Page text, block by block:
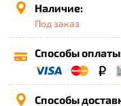
Наличие:
Под заказ
Способы
Способы